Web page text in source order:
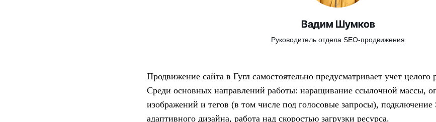
Вадим Шумков
Руководитель отдела SEO-продвижения
Продвижение сайта в Гугл самостоятельно предусматривает учет целого
Среди основных направлений работы: наращивание ссылочной массы,
изображений и тегов (в том числе под голосовые запросы), подключение
адаптивного дизайна, работа над скоростью загрузки ресурса.